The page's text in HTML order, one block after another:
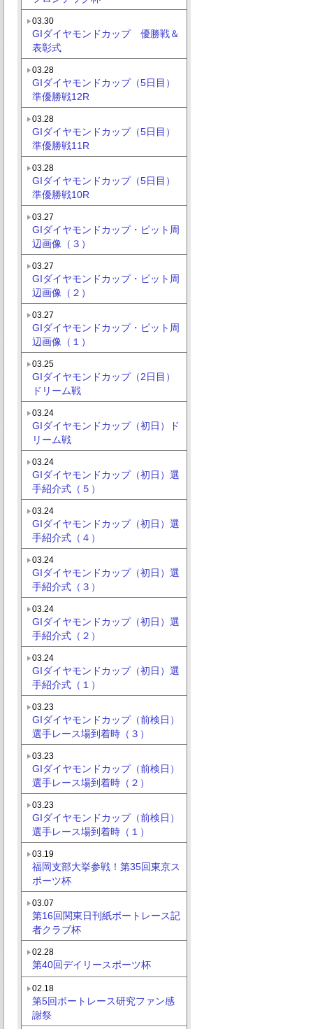
03.30
GIダイヤモンドカップ 優勝戦＆
表彰式
03.28
GIダイヤモンドカップ（5日目）
準優勝戦12R
03.28
GIダイヤモンドカップ（5日目）
準優勝戦11R
03.28
GIダイヤモンドカップ（5日目）
準優勝戦10R
03.27
GIダイヤモンドカップ・ピット周
辺画像（３）
03.27
GIダイヤモンドカップ・ピット周
辺画像（２）
03.27
GIダイヤモンドカップ・ピット周
辺画像（１）
03.25
GIダイヤモンドカップ（2日目）
ドリーム戦
03.24
GIダイヤモンドカップ（初日）ド
リーム戦
03.24
GIダイヤモンドカップ（初日）選
手紹介式（５）
03.24
GIダイヤモンドカップ（初日）選
手紹介式（４）
03.24
GIダイヤモンドカップ（初日）選
手紹介式（３）
03.24
GIダイヤモンドカップ（初日）選
手紹介式（２）
03.24
GIダイヤモンドカップ（初日）選
手紹介式（１）
03.23
GIダイヤモンドカップ（前検日）
選手レース場到着時（３）
03.23
GIダイヤモンドカップ（前検日）
選手レース場到着時（２）
03.23
GIダイヤモンドカップ（前検日）
選手レース場到着時（１）
03.19
福岡支部大挙参戦！第35回東京ス
ポーツ杯
03.07
第16回関東日刊紙ボートレース記
者クラブ杯
02.28
第40回デイリースポーツ杯
02.18
第5回ボートレース研究ファン感
謝祭